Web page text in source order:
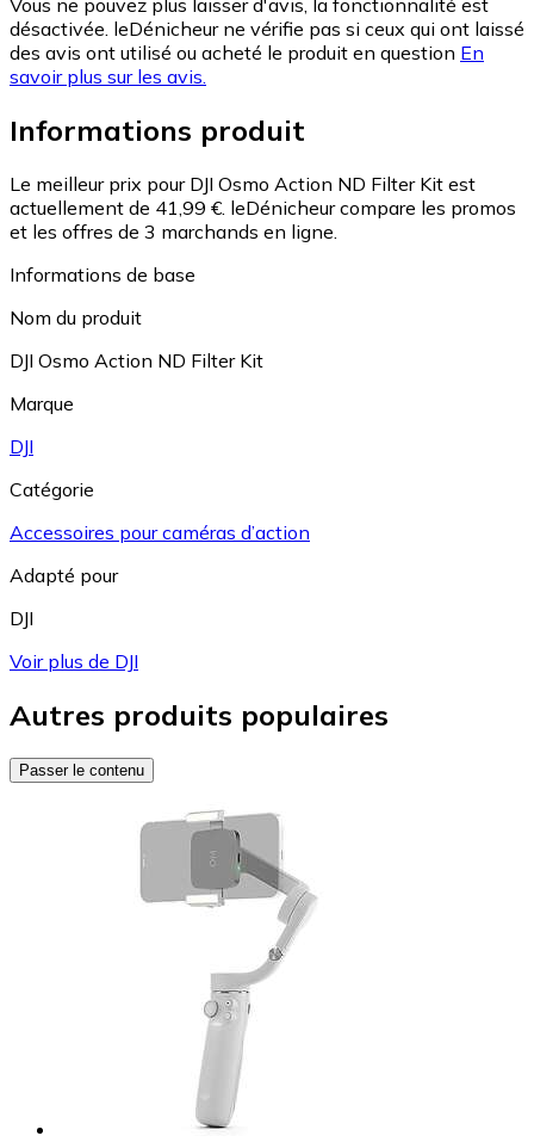
Vous ne pouvez plus laisser d'avis, la fonctionnalité est
désactivée. leDénicheur ne vérifie pas si ceux qui ont laissé
des avis ont utilisé ou acheté le produit en question En
savoir plus sur les avis.
Informations produit
Le meilleur prix pour DJI Osmo Action ND Filter Kit est
actuellement de 41,99 €. leDénicheur compare les promos
et les offres de 3 marchands en ligne.
Informations de base
Nom du produit
DJI Osmo Action ND Filter Kit
Marque
DJI
Catégorie
Accessoires pour caméras d’action
Adapté pour
DJI
Voir plus de DJI
Autres produits populaires
Passer le contenu